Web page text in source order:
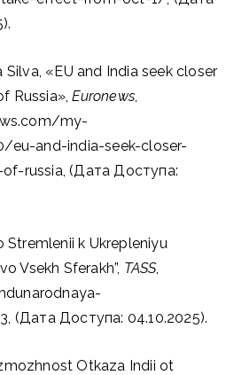
Silva, «EU and India seek closer
Russia»,Euronews,
my-
and-india-seek-closer-
russia, (Дата Доступа:
Stremlenii k Ukrepleniyu
Vsekh Sferakh”, TASS,
(Дата Доступа: 04.10.2025).
Otkaza Indii ot